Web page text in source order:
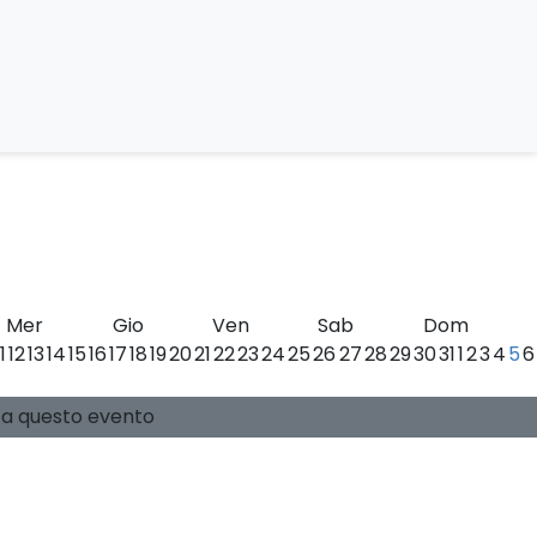
Mer Gio Ven Sab
Dom
1213141516171819202122232425262728293031123456
questo evento